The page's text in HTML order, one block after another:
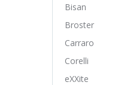
Bisan
Broster
Carraro
Corelli
eXXite